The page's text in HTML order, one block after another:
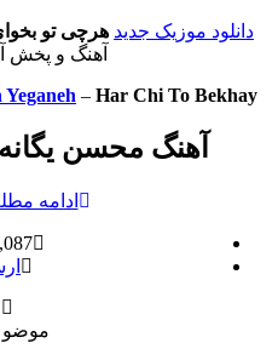
دانلود موزیک جديد هرچی تو
آهنگ و پخش
– Har Chi To Bekhay
آهنگ محسن
ادامه